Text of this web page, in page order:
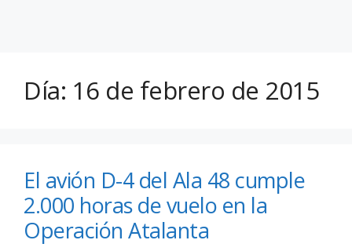
Día: 16 de febrero de 2015
El avión D-4 del Ala 48 cumple
2.000 horas de vuelo en la
Operación Atalanta